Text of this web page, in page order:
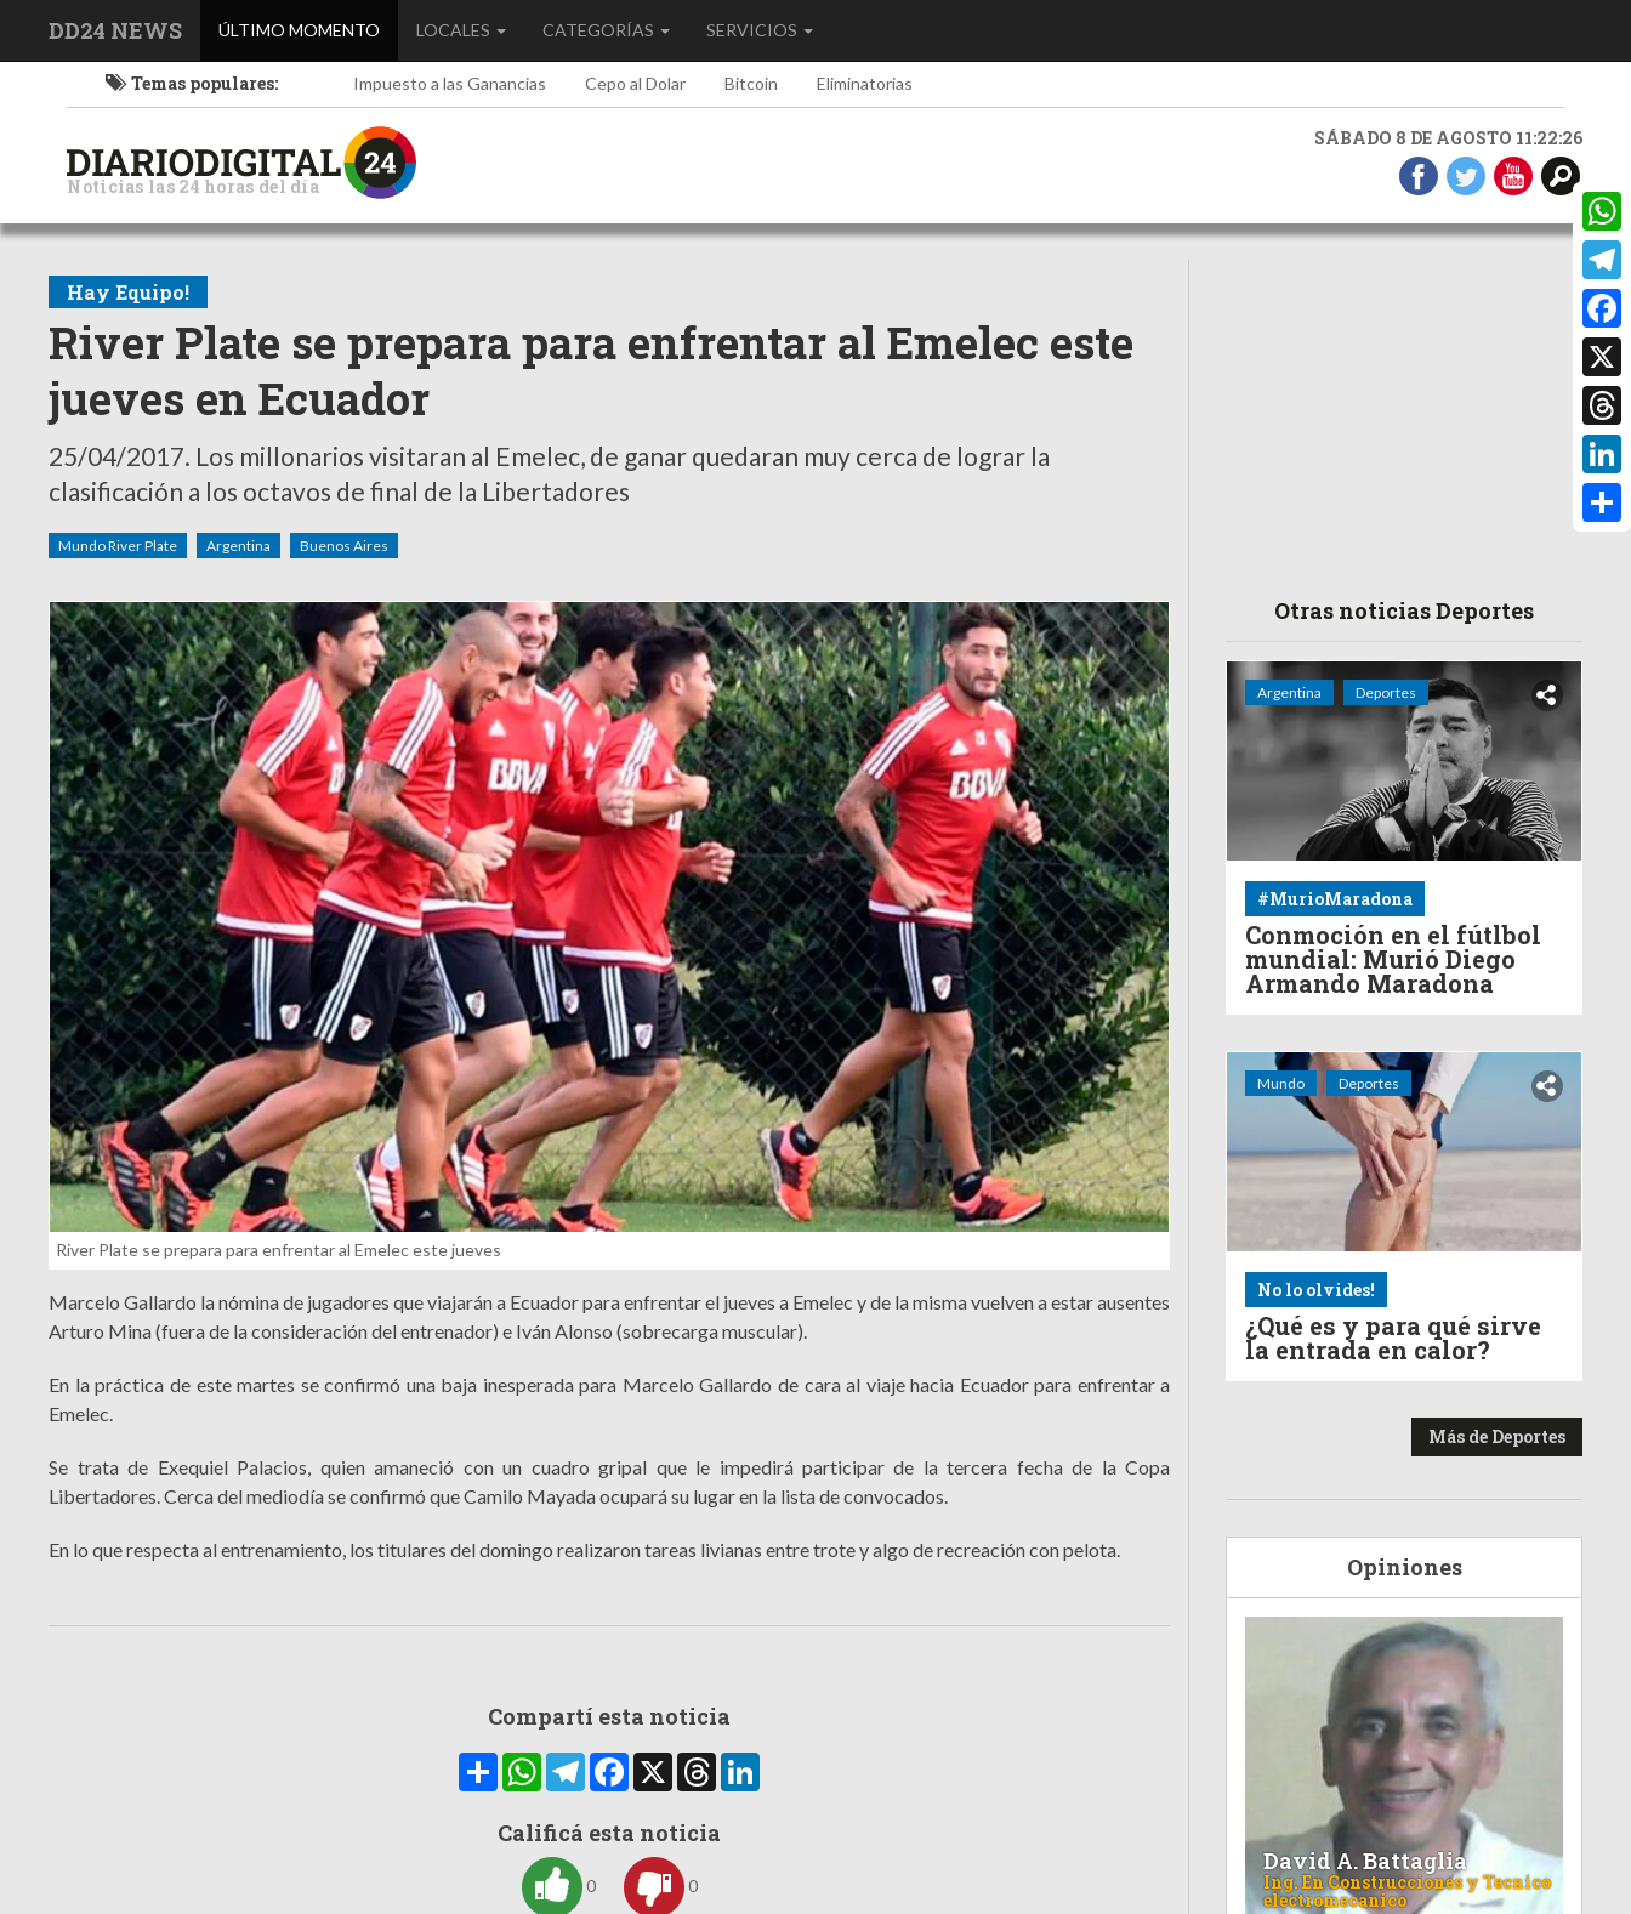
DD24 NEWS ÚLTIMO MOMENTO (current)LOCALES CATEGORÍAS SERVICIOS
Temas populares: Impuesto a las Ganancias Cepo al Dolar Bitcoin Eliminatorias
Noticias las 24 horas del día
SÁBADO 8 DE AGOSTO 11:22:27
Hay Equipo!
River Plate se prepara para enfrentar al Emelec este
jueves en Ecuador
25/04/2017. Los millonarios visitaran al Emelec, de ganar quedaran muy cerca de lograr la
clasificación a los octavos de final de la Libertadores
Mundo River Plate Argentina Buenos Aires
River Plate se prepara para enfrentar al Emelec este jueves
Marcelo Gallardo la nómina de jugadores que viajarán a Ecuador para enfrentar el jueves a Emelec y de la misma vuelven a estar ausentes
Arturo Mina (fuera de la consideración del entrenador) e Iván Alonso (sobrecarga muscular).
En la práctica de este martes se confirmó una baja inesperada para Marcelo Gallardo de cara al viaje hacia Ecuador para enfrentar a
Emelec.
Se trata de Exequiel Palacios, quien amaneció con un cuadro gripal que le impedirá participar de la tercera fecha de la Copa
Libertadores. Cerca del mediodía se confirmó que Camilo Mayada ocupará su lugar en la lista de convocados.
En lo que respecta al entrenamiento, los titulares del domingo realizaron tareas livianas entre trote y algo de recreación con pelota.
Compartí esta noticia
CompartirWhatsAppTelegramFacebook
X Threads
Calificá esta noticia
0 0
Otras noticias Deportes
Argentina Deportes
#MurioMaradona
Conmoción en el fútlbol
mundial: Murió Diego
Armando Maradona
Mundo Deportes
No lo olvides!
¿Qué es y para qué sirve
la entrada en calor?
Más de Deportes
Opiniones
David A. Battaglia
Ing. En Construcciones y Tecnico
electromecanico
X